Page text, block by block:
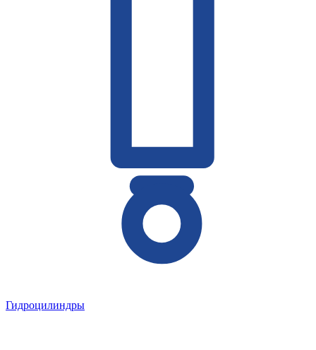
Гидроцилиндры